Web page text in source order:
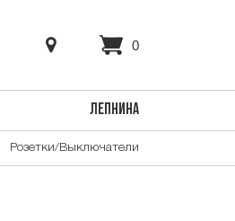
0
ЛЕПНИНА
Розетки/Выключатели